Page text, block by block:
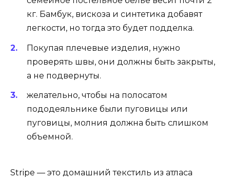
кг. Бамбук, вискоза и синтетика добавят
легкости, но тогда это будет подделка.
Покупая плечевые изделия, нужно
проверять швы, они должны быть закрыты,
а не подвернуты.
желательно, чтобы на полосатом
пододеяльнике были пуговицы или
пуговицы, молния должна быть слишком
объемной.
Stripe — это домашний текстиль из атласа